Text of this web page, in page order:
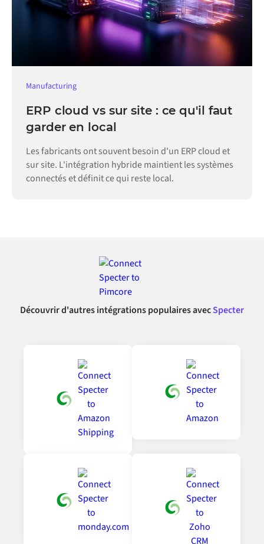
Manufacturing
ERP cloud vs sur site : ce qu'il faut
garder en local
Les fabricants ont souvent besoin d'un ERP cloud et
sur site. L'intégration hybride maintient les systèmes
connectés et définit ce qui reste local.
Découvrir d'autres intégrations populaires avecSpecter